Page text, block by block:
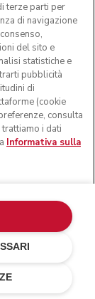
terze parti per
di navigazione
del sito e
statistiche e
pubblicità
di
(cookie
consulta
trattiamo i dati
Informativa sulla